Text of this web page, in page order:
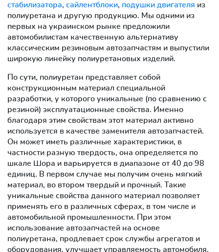
стабилизатора, сайлентблоки, подушки двигателя из
полиуретана и другую продукцию. Мы одними из
первых на украинском рынке предложили
автомобилистам качественную альтернативу
классическим резиновым автозапчастям и выпустили
широкую линейку полиуретановых изделий.
По сути, полиуретан представляет собой
конструкционным материал специальной
разработки, у которого уникальные (по сравнению с
резиной) эксплуатационные свойства. Именно
благодаря этим свойствам этот материал активно
используется в качестве заменителя автозапчастей.
Он может иметь различные характеристики, в
частности разную твердость, она определяется по
шкале Шора и варьируется в диапазоне от 40 до 98
единиц. В первом случае мы получим очень мягкий
материал, во втором твердый и прочный. Такие
уникальные свойства данного материал позволяет
применять его в различных сферах, в том числе и
автомобильной промышленности. При этом
использование автозапчастей на основе
полиуретана, продлевает срок службы агрегатов и
оборудования, улучшает управляемость автомобиля,